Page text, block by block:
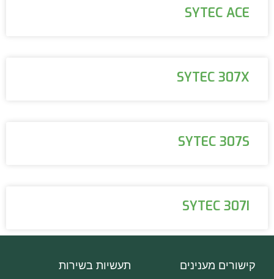
SYTEC ACE
SYTEC 307X
SYTEC 307S
SYTEC 307I
קישורים מענינים תעשיות בשירות